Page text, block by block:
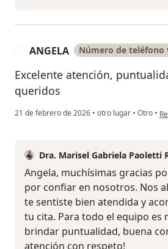
ANGELA Número de teléfono
Excelente atención,
queridos
21 de febrero de 2026 • otro lugar • Otro •
Dra. Marisel Gabriela Paoletti
Angela, muchísimas gracias
por confiar en nosotros. Nos
te sentiste bien atendida y
tu cita. Para todo el equipo es
brindar puntualidad, buena
atención con respeto!